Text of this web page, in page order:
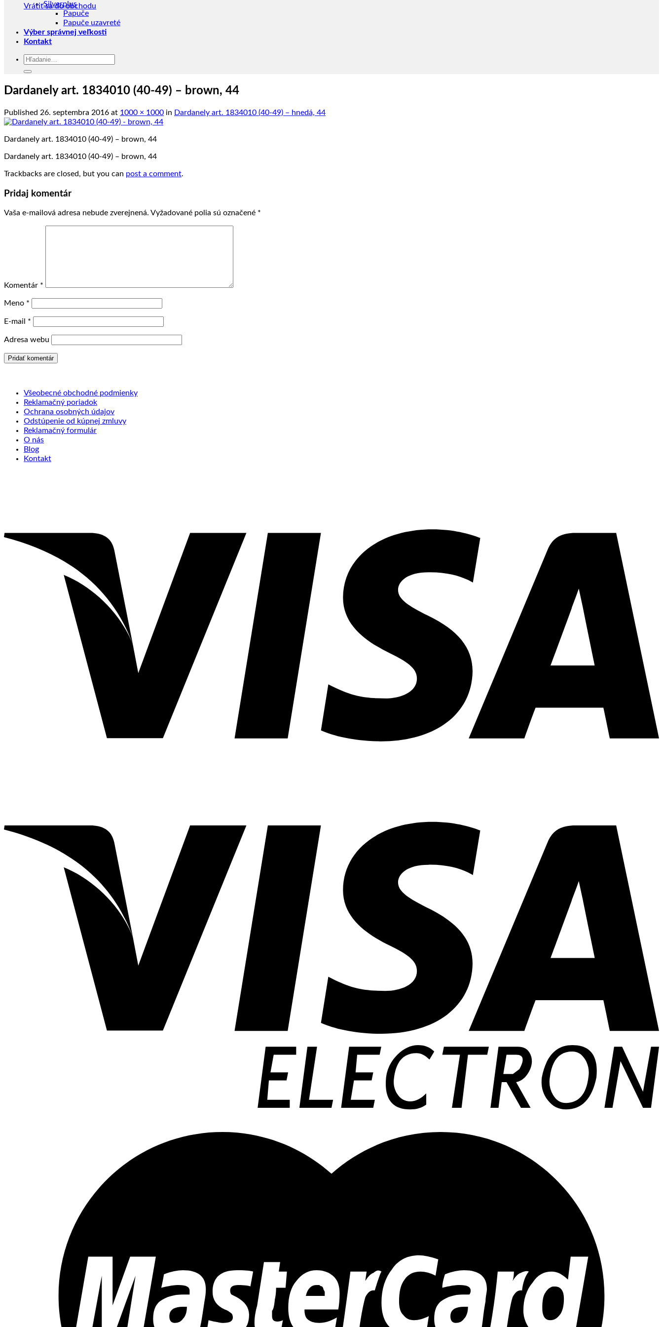
Vrátiť sa do obchodu
Silverplus
Papuče
Papuče uzavreté
Výber správnej veľkosti
Kontakt
Hľadať:
Dardanely art. 1834010 (40-49) – brown, 44
Published 26. septembra 2016 at 1000 × 1000 in Dardanely art. 1834010 (40-49) – hnedá, 44
Dardanely art. 1834010 (40-49) – brown, 44
Dardanely art. 1834010 (40-49) – brown, 44
Trackbacks are closed, but you can post a comment.
Pridaj komentár
Vaša e-mailová adresa nebude zverejnená. Vyžadované polia sú označené *
Komentár *
Meno *
E-mail *
Adresa webu
Všeobecné obchodné podmienky
Reklamačný poriadok
Ochrana osobných údajov
Odstúpenie od kúpnej zmluvy
Reklamačný formulár
O nás
Blog
Kontakt